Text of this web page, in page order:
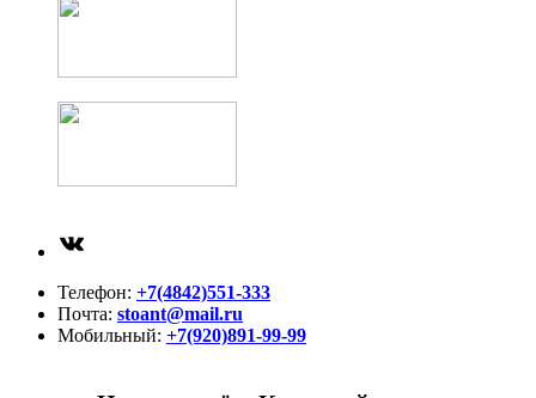
Телефон: +7(4842)551-333
Почта: stoant@mail.ru
Мобильный: +7(920)891-99-99